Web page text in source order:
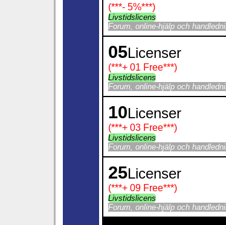
(***- 5%***)
Livstidslicens
Forum, online-hjälp och
05Licenser
(***+ 01 Free***)
Livstidslicens
Forum, online-hjälp och
10Licenser
(***+ 03 Free***)
Livstidslicens
Forum, online-hjälp och
25Licenser
(***+ 09 Free***)
Livstidslicens
Forum, online-hjälp och